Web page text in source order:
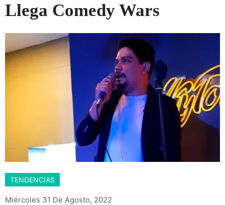
Llega Comedy Wars
TENDENCIAS
Miércoles 31 De Agosto, 2022